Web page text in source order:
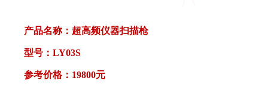
产品名称： 超高频仪器扫描枪
型号：LY03S
参考价格：19800元